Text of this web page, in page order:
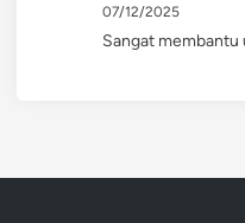
07/12/2025
Sangat membantu